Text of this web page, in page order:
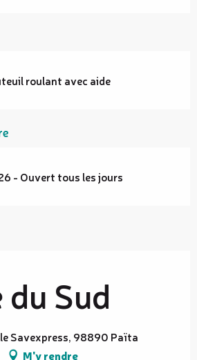
roulant avec aide
- Ouvert tous les jours
Sud
Savexpress, 98890 Païta
M'y rendre